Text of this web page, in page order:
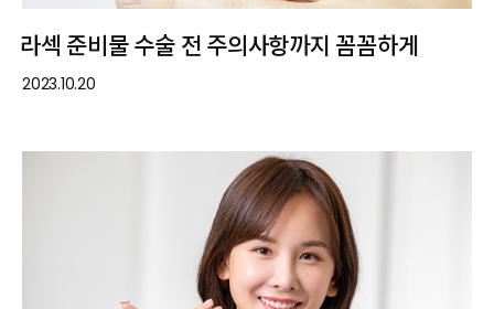
라섹 준비물 수술 전 주의사항까지 꼼꼼하게
2023.10.20